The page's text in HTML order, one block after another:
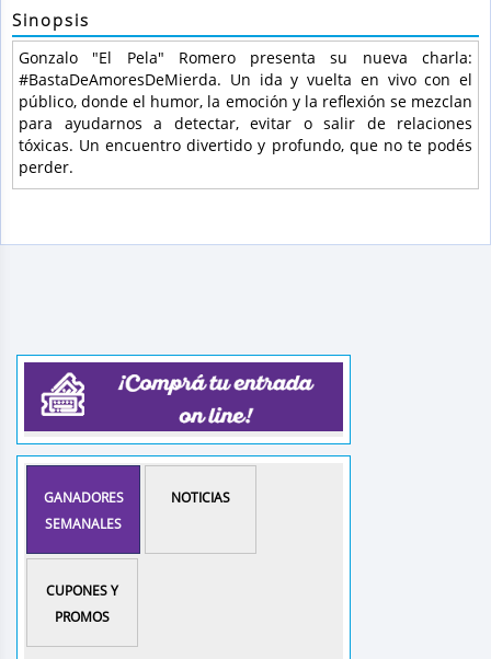
Sinopsis
Gonzalo "El Pela" Romero presenta su nueva charla:
#BastaDeAmoresDeMierda. Un ida y vuelta en vivo con el
público, donde el humor, la emoción y la reflexión se mezclan
para ayudarnos a detectar, evitar o salir de relaciones
tóxicas. Un encuentro divertido y profundo, que no te podés
perder.
GANADORES
SEMANALES
NOTICIAS
CUPONES Y
PROMOS